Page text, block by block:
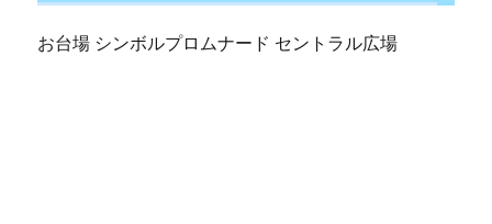
お台場 シンボルプロムナード セントラル広場